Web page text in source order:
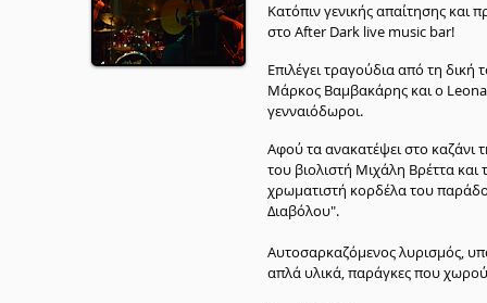
Κατόπιν γενικής απαίτησης και
στο After Dark live music bar!
Επιλέγει τραγούδια από τη δική
Μάρκος Βαμβακάρης και ο
γενναιόδωροι.
Αφού τα ανακατέψει στο καζάνι
του βιολιστή Μιχάλη Βρέττα
χρωματιστή κορδέλα του
Διαβόλου".
Αυτοσαρκαζόμενος λυρισμός,
απλά υλικά, παράγκες που